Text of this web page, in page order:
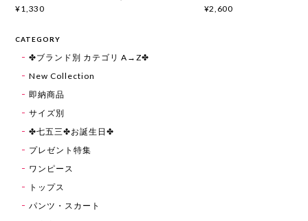
¥1,330
¥2,600
CATEGORY
✤ブランド別 カテゴリ A→Z✤
New Collection
即納商品
サイズ別
✤七五三✤お誕生日✤
プレゼント特集
ワンピース
トップス
パンツ・スカート